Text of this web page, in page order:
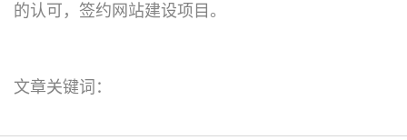
的认可，签约网站建设项目。
文章关键词：